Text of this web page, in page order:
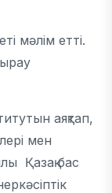
мәлім етті.
аяқтап,
мен
Қазақ бас